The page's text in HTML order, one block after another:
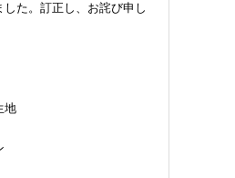
た。訂正し、お詫び申し
地